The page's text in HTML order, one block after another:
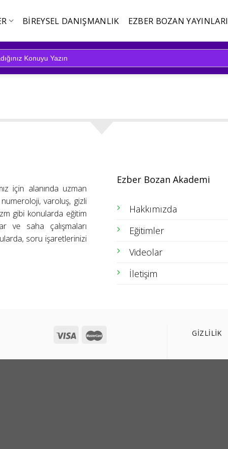
BIREYSEL DANIŞMANLIK EZBER BOZAN YAYINLARI
için alanında uzman
varoluş, gizli
gibi konularda eğitim
ve saha çalışmaları
soru işaretlerinizi
Ezber Bozan Akademi
Hakkımızda
Eğitimler
Videolar
İletişim
GİZLİLİK